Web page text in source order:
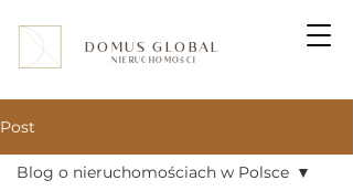
DOMUS GLOBAL
NIERUCHOMOŚCI
Post
Blog o nieruchomościach w Polsce